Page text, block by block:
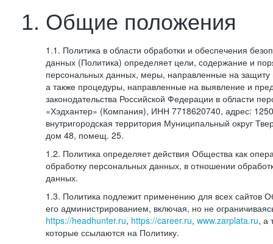
1. Общие положения
1.1. Политика в области обработки и обеспечения
данных (Политика) определяет цели, содержание и
персональных данных, меры, направленные на
а также процедуры, направленные на выявление и
законодательства Российской Федерации в области
«Хэдхантер» (Компания), ИНН 7718620740, адрес:
внутригородская территория Муниципальный округ
дом 48, помещ. 25.
1.2. Политика определяет действия Общества как
обработку персональных данных, в отношении
данных.
1.3. Политика подлежит применению для всех сайтов
его администрированием, включая, но не
https://headhunter.ru, https://career.ru, www.zarplata.ru, а
которые ссылаются на Политику.